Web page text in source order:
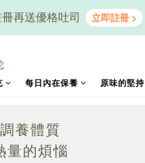
$899
再送優格吐司
每日內在保養 原味的堅持
養體質
量的煩惱